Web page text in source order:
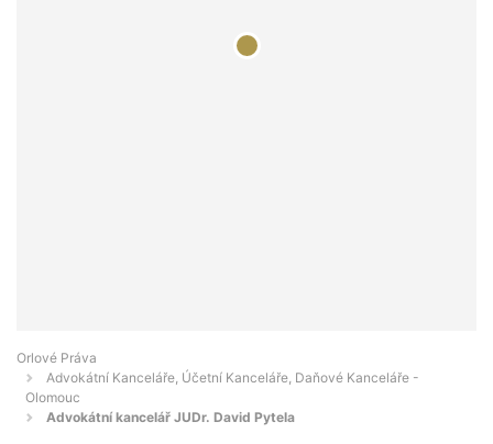
Orlové Práva
Advokátní Kanceláře, Účetní Kanceláře, Daňové Kanceláře -
Olomouc
Advokátní kancelář JUDr. David Pytela